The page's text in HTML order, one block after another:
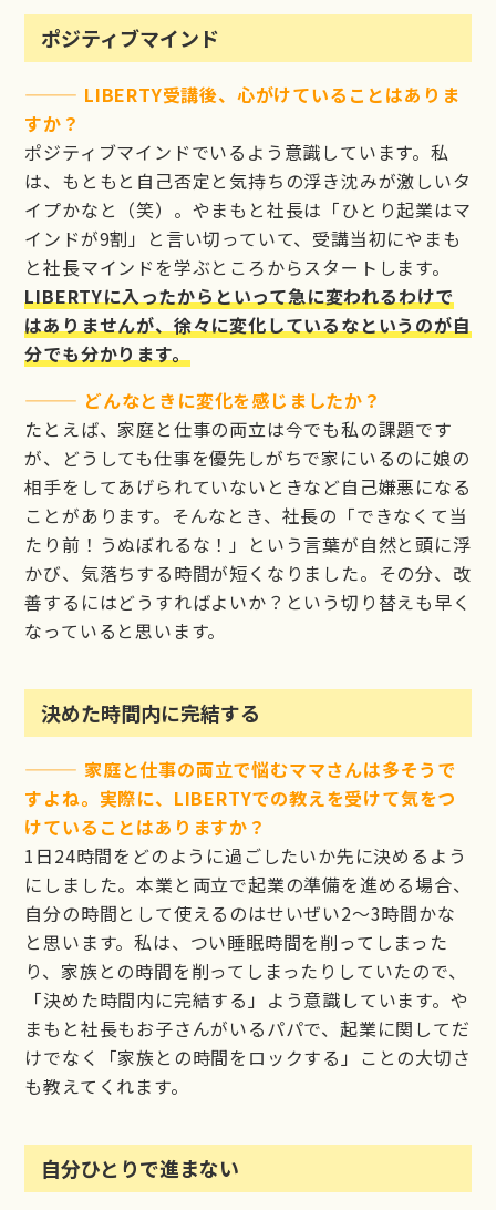
ポジティブマインド
——— LIBERTY受講後、心がけていることはありま
すか？
ポジティブマインドでいるよう意識しています。私
は、もともと自己否定と気持ちの浮き沈みが激しいタ
イプかなと（笑）。やまもと社長は「ひとり起業はマ
インドが9割」と言い切っていて、受講当初にやまも
と社長マインドを学ぶところからスタートします。
LIBERTYに入ったからといって急に変われるわけで
はありませんが、徐々に変化しているなというのが自
分でも分かります。
——— どんなときに変化を感じましたか？
たとえば、家庭と仕事の両立は今でも私の課題です
が、どうしても仕事を優先しがちで家にいるのに娘の
相手をしてあげられていないときなど自己嫌悪になる
ことがあります。そんなとき、社長の「できなくて当
たり前！うぬぼれるな！」という言葉が自然と頭に浮
かび、気落ちする時間が短くなりました。その分、改
善するにはどうすればよいか？という切り替えも早く
なっていると思います。
決めた時間内に完結する
——— 家庭と仕事の両立で悩むママさんは多そうで
すよね。実際に、LIBERTYでの教えを受けて気をつ
けていることはありますか？
1日24時間をどのように過ごしたいか先に決めるよう
にしました。本業と両立で起業の準備を進める場合、
自分の時間として使えるのはせいぜい2〜3時間かな
と思います。私は、つい睡眠時間を削ってしまった
り、家族との時間を削ってしまったりしていたので、
「決めた時間内に完結する」よう意識しています。や
まもと社長もお子さんがいるパパで、起業に関してだ
けでなく「家族との時間をロックする」ことの大切さ
も教えてくれます。
自分ひとりで進まない